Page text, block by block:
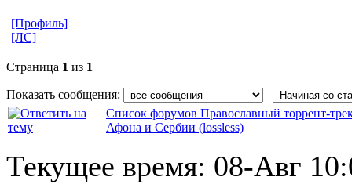
[Профиль]
[ЛС]
Страница 1 из 1
Показать сообщения:
Список форумов Православный торрент-
Афона и Сербии (lossless)
Текущее время: 08-Авг